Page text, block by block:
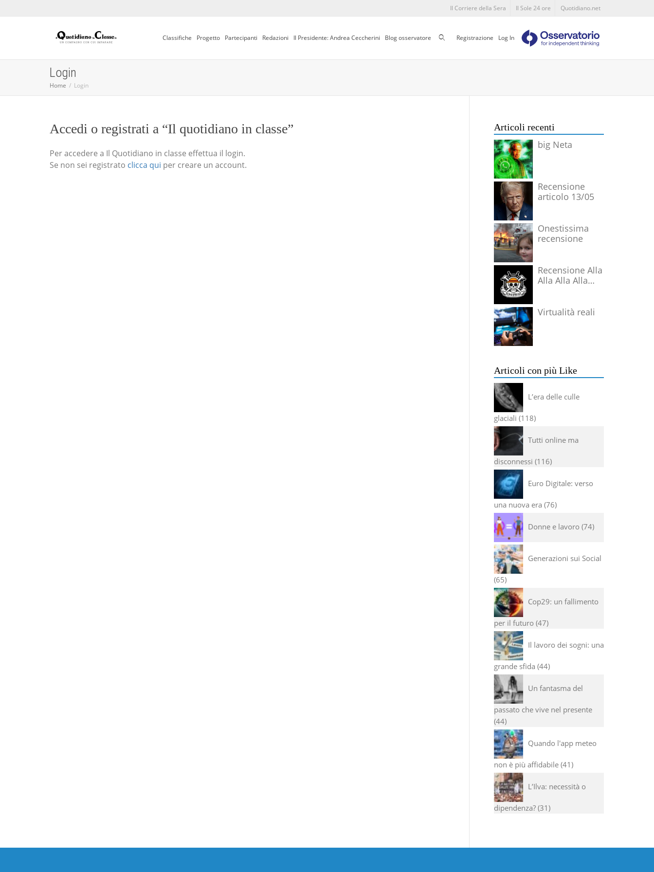
Il Corriere della Sera Il Sole 24 ore Quotidiano.net
Classifiche Progetto Partecipanti Redazioni Il Presidente: Andrea Ceccherini Blog osservatore CercaRegistrazione Log In
Login
Home Login
Accedi o registrati a “Il quotidiano in classe”
Per accedere a Il Quotidiano in classe effettua il login.
Se non sei registrato clicca qui per creare un account.
Articoli recenti
big Neta
Recensione
articolo 13/05
Onestissima
recensione
Recensione Alla
Alla Alla Alla
Virtualità reali
Articoli con più Like
L’era delle culle
glaciali 118
Tutti online ma
disconnessi 116
Euro Digitale: verso
una nuova era 76
Donne e lavoro 74
Generazioni sui Social
65
Cop29: un fallimento
per il futuro 47
Il lavoro dei sogni: una
grande sfida 44
Un fantasma del
passato che vive nel presente
44
Quando l'app meteo
non è più affidabile 41
L’Ilva: necessità o
dipendenza? 31